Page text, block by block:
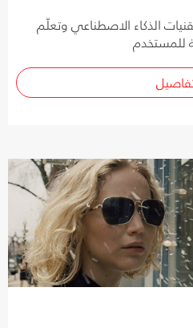
الذكاء الاصطناعي وتعلّم
للمستخدم